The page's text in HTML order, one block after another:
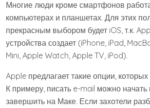
Многие люди кроме смартфонов
компьютерах и планшетах. Для этих
прекрасным выбором будет iOS, т.к.
устройства создает (iPhone, iPad,
Mini, Apple Watch, Apple TV, iPod).
Apple предлагает такие опции,
К примеру, писать e-mail можно
завершить на Маке. Если захотели